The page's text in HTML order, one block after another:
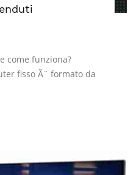
e come funziona?
fisso Ã¨ formato da